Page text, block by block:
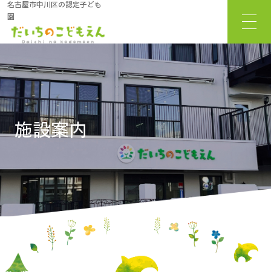
名古屋市中川区の認定子ども
園
施設案内
サ
イ
ト
タ
イ
ト
ル
イ
ト
ュ
ー